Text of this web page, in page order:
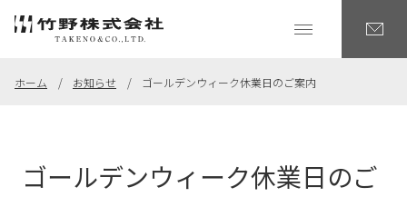
ホーム お知らせ ゴールデンウィーク休業日のご案内
ゴールデンウィーク休業日のご